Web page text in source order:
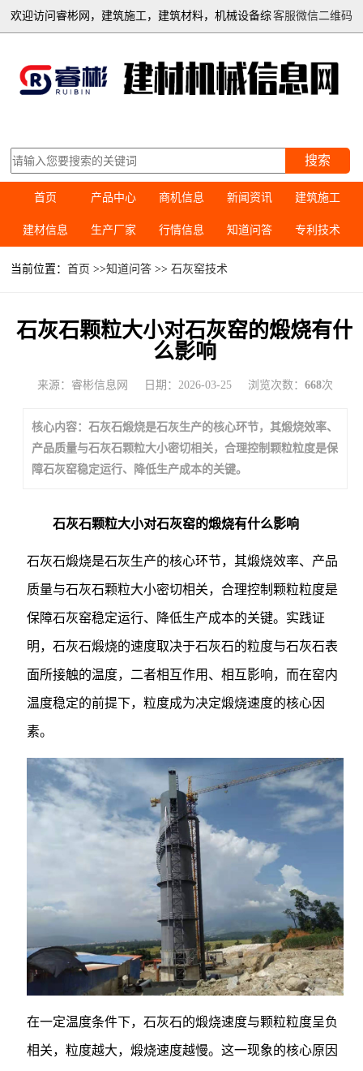
客服微信二维码
欢迎访问睿彬网，建筑施工，建筑材料，机械设备综
搜索
首页 产品中心 商机信息 新闻资讯 建筑施工
建材信息 生产厂家 行情信息 知道问答 专利技术
当前位置：首页 >>知道问答 >>石灰窑技术
石灰石颗粒大小对石灰窑的煅烧有什
么影响
来源：睿彬信息网 日期：2026-03-25 浏览次数： 668次
核心内容：石灰石煅烧是石灰生产的核心环节，其煅烧效率、
产品质量与石灰石颗粒大小密切相关，合理控制颗粒粒度是保
障石灰窑稳定运行、降低生产成本的关键。
石灰石颗粒大小对石灰窑的煅烧有什么影响
石灰石煅烧是石灰生产的核心环节，其煅烧效率、产品
质量与石灰石颗粒大小密切相关，合理控制颗粒粒度是
保障石灰窑稳定运行、降低生产成本的关键。实践证
明，石灰石煅烧的速度取决于石灰石的粒度与石灰石表
面所接触的温度，二者相互作用、相互影响，而在窑内
温度稳定的前提下，粒度成为决定煅烧速度的核心因
素。
在一定温度条件下，石灰石的煅烧速度与颗粒粒度呈负
相关，粒度越大，煅烧速度越慢。这一现象的核心原因